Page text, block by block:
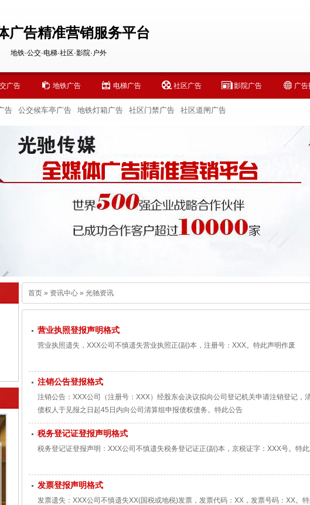
广告精准营销服务平台
地铁·公交·电梯·社区·影院·户外
广告 地铁广告 电梯广告 社区广告 影院广告 广
告 公交候车亭广告 地铁灯箱广告 社区门禁广告 社区道闸广告
首页 » 资讯中心 » 光驰资讯
营业执照登报声明格式
营业执照遗失，XXX公司不慎遗失营业执照正(副)本，注册号：XXX。特此声明作废
注销公告登报格式
注销公告：XXX公司（注册号：XXX）经股东会决议拟向公司登记机关申请注销登记，
债权人于见报之日起45日内向公司清算组申报债权债务。特此公告
税务登记证登报声明格式
税务登记证登报声明：XXX公司不慎遗失税务登记证正(副)本，京税证字：XXX号。特
发票登报声明格式
发票遗失：XXX公司不慎遗失XX(国税或地税)发票，发票代码：XX，发票号码：XX。特